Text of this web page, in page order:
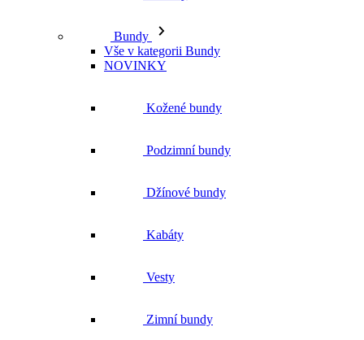
Bundy
Vše v kategorii Bundy
NOVINKY
Kožené bundy
Podzimní bundy
Džínové bundy
Kabáty
Vesty
Zimní bundy